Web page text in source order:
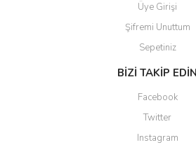
Üye Girişi
Şifremi Unuttum
Sepetiniz
BİZİ TAKİP EDİN
Facebook
Twitter
Instagram